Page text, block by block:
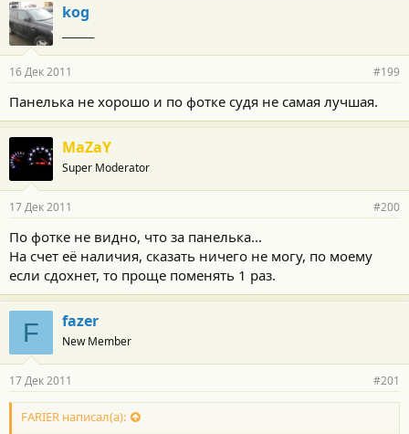
kog
16 Дек 2011 #199
Панелька не хорошо и по фотке судя не самая лучшая.
MaZaY
Super Moderator
17 Дек 2011 #200
По фотке не видно, что за панелька...
На счет её наличия, сказать ничего не могу, по моему
если сдохнет, то проще поменять 1 раз.
F fazer
New Member
17 Дек 2011 #201
FARIER написал(а):